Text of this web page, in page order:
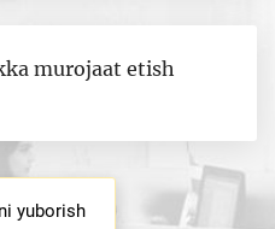
murojaat etish
yuborish